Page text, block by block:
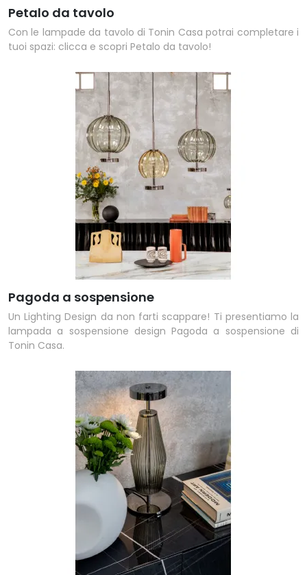
Petalo da tavolo
Con le lampade da tavolo di Tonin Casa potrai completare i
tuoi spazi: clicca e scopri Petalo da tavolo!
Pagoda a sospensione
Un Lighting Design da non farti scappare! Ti presentiamo la
lampada a sospensione design Pagoda a sospensione di
Tonin Casa.